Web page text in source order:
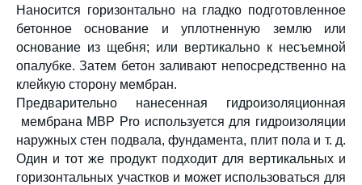
Наносится горизонтально на гладко подготовленное
бетонное основание и уплотненную землю или
основание из щебня; или вертикально к несъемной
опалубке. Затем бетон заливают непосредственно на
клейкую сторону мембран.
Предварительно нанесенная гидроизоляционная
мембрана MBP Pro используется для гидроизоляции
наружных стен подвала, фундамента, плит пола и т. д.
Один и тот же продукт подходит для вертикальных и
горизонтальных участков и может использоваться для